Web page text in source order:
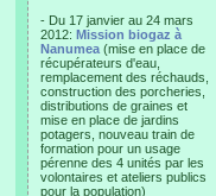
- Du 17 janvier au 24 mars
2012: Mission biogaz à
Nanumea (mise en place de
récupérateurs d'eau,
remplacement des réchauds,
construction des porcheries,
distributions de graines et
mise en place de jardins
potagers, nouveau train de
formation pour un usage
pérenne des 4 unités par les
volontaires et ateliers publics
pour la population)